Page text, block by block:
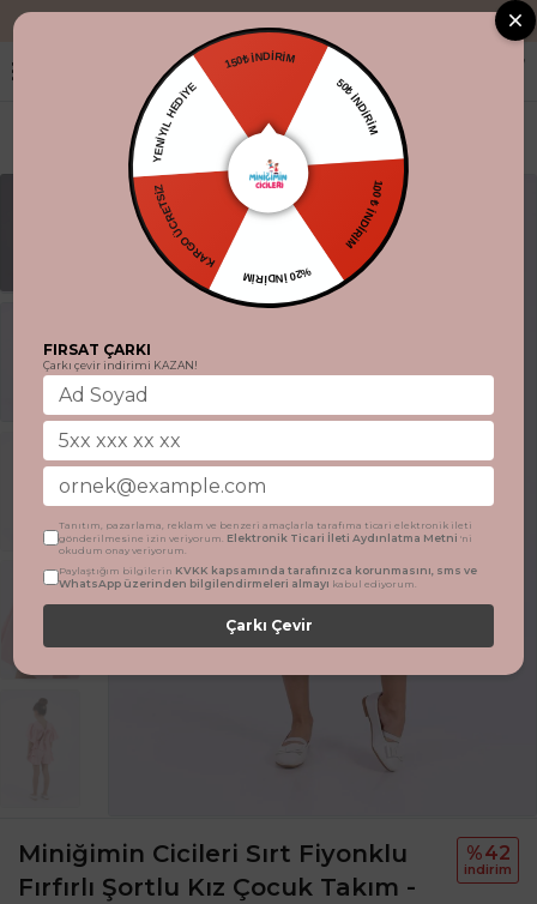
"Aynı gün
Miniğimin Cicileri Sırt Fiyonklu
Fırfırlı Şortlu Kız Çocuk Takım -
%42
i̇ndi̇ri̇m
150₺ İNDİRİM
50₺ İNDİRİM
100 ₺ İNDİRİM
%20 İNDİRİM
KARGO ÜCRETSİZ
YENİYIL HEDİYE
FIRSAT ÇARKI
Çarkı çevir indirimi KAZAN!
Tanıtım, pazarlama, reklam ve benzeri amaçlarla tarafıma ticari elektronik ileti
gönderilmesine izin veriyorum. Elektronik Ticari İleti Aydınlatma Metni 'ni
okudum onay veriyorum.
Paylaştığım bilgilerin KVKK kapsamında tarafınızca korunmasını, sms ve
WhatsApp üzerinden bilgilendirmeleri almayı kabul ediyorum.
Çarkı Çevir